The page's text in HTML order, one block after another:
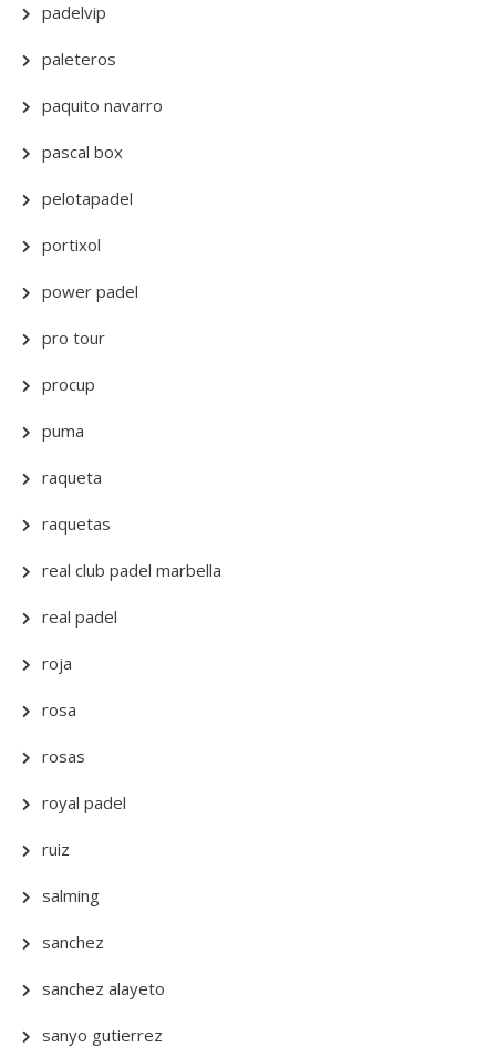
padelvip
paleteros
paquito navarro
pascal box
pelotapadel
portixol
power padel
pro tour
procup
puma
raqueta
raquetas
real club padel marbella
real padel
roja
rosa
rosas
royal padel
ruiz
salming
sanchez
sanchez alayeto
sanyo gutierrez